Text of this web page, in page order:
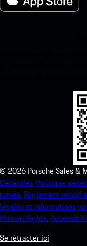
© 2026 Porsche Sales &
Générales. Politique
privée. Règlement relatif
légales et informations
Human Rights.
Se rétracter ici